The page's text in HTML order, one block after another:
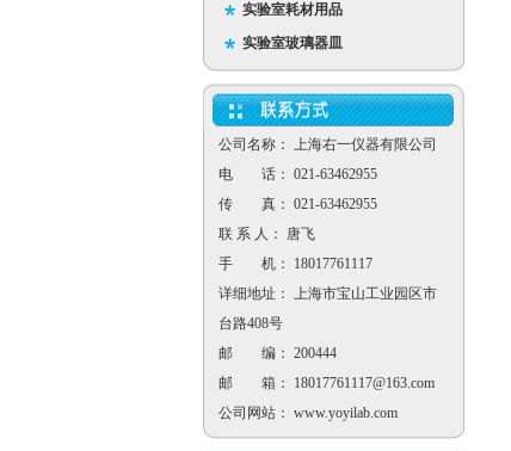
实验室耗材用品
实验室玻璃器皿
公司名称： 上海右一仪器有限公司
电 话： 021-63462955
传 真： 021-63462955
联 系 人： 唐飞
手 机： 18017761117
详细地址： 上海市宝山工业园区市
台路408号
邮 编： 200444
邮 箱：
18017761117@163.com
公司网站： www.yoyilab.com